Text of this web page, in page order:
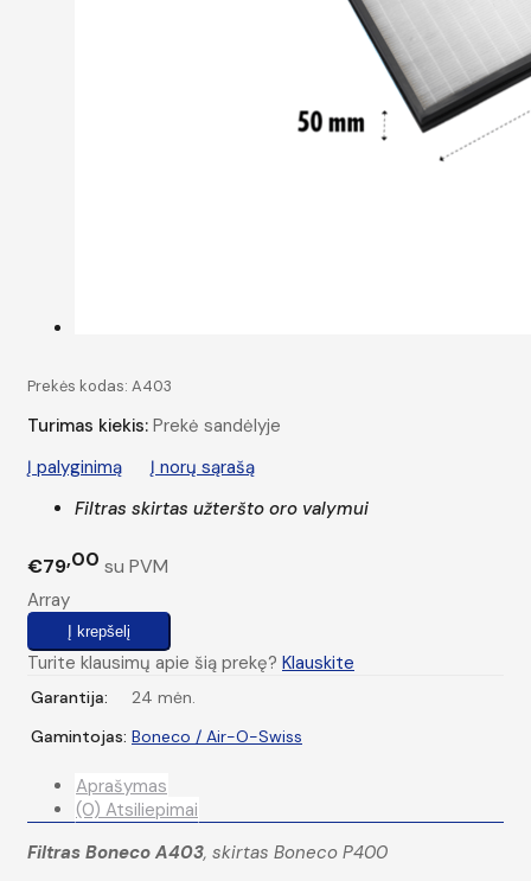
Prekės kodas: A403
Turimas kiekis: Prekė sandėlyje
Į palyginimą
Į norų sąrašą
Filtras skirtas užteršto oro valymui
€79 00 su PVM
Array
Turite klausimų apie šią prekę? Klauskite
Garantija:
24 mėn.
Gamintojas: Boneco / Air-O-Swiss
Aprašymas
(0) Atsiliepimai
Filtras Boneco A403, skirtas Boneco P400